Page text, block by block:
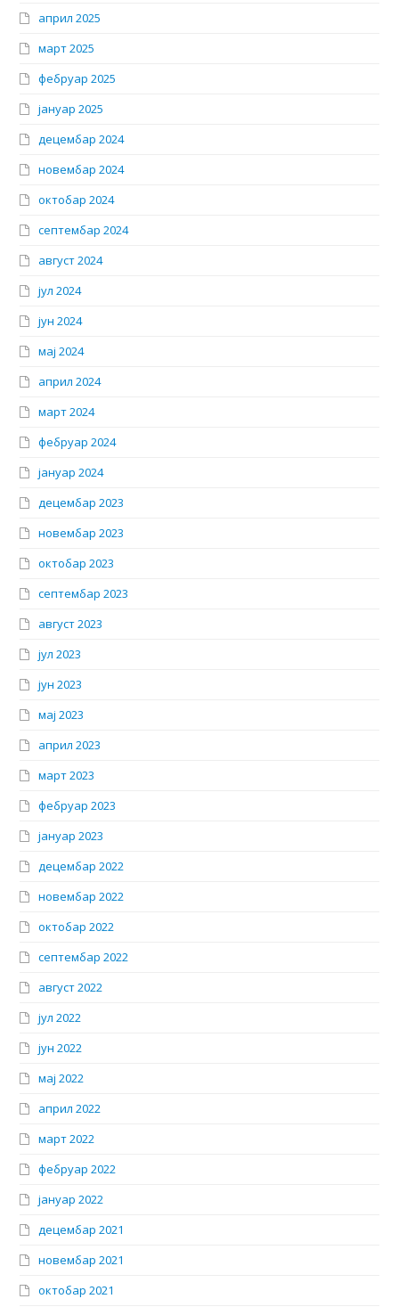
април 2025
март 2025
фебруар 2025
јануар 2025
децембар 2024
новембар 2024
октобар 2024
септембар 2024
август 2024
јул 2024
јун 2024
мај 2024
април 2024
март 2024
фебруар 2024
јануар 2024
децембар 2023
новембар 2023
октобар 2023
септембар 2023
август 2023
јул 2023
јун 2023
мај 2023
април 2023
март 2023
фебруар 2023
јануар 2023
децембар 2022
новембар 2022
октобар 2022
септембар 2022
август 2022
јул 2022
јун 2022
мај 2022
април 2022
март 2022
фебруар 2022
јануар 2022
децембар 2021
новембар 2021
октобар 2021